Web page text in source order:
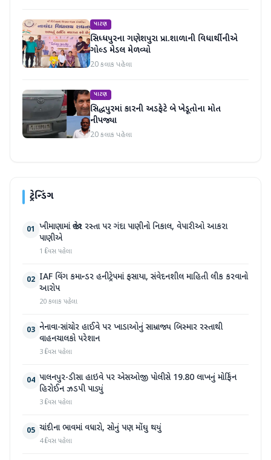
પાટણ
સિધ્ધપુરના ગણેશપુરા પ્રા.શાળાની વિધાર્થીનીએ
ગોલ્ડ મેડલ મેળવ્યો
20 કલાક પહેલા
પાટણ
સિદ્ધપુરમાં કારની અડફેટે બે ખેડૂતોના મોત
નીપજ્યા
20 કલાક પહેલા
ટ્રેન્ડિંગ
01 ખીમાણામાં જાહેર રસ્તા પર ગંદા પાણીનો નિકાલ, વેપારીઓ આકરા
પાણીએ
1 દિવસ પહેલા
02 IAF વિંગ કમાન્ડર હનીટ્રેપમાં ફસાયા, સંવેદનશીલ માહિતી લીક કરવાનો
આરોપ
20 કલાક પહેલા
03 નેનાવા-સાંચોર હાઈવે પર ખાડાઓનું સામ્રાજ્ય બિસ્માર રસ્તાથી
વાહનચાલકો પરેશાન
3 દિવસ પહેલા
04 પાલનપુર-ડીસા હાઇવે પર એસઓજી પોલીસે 19.80 લાખનું મોર્ફિન
હિરોઈન ઝડપી પાડ્યું
3 દિવસ પહેલા
05 ચાંદીના ભાવમાં વધારો, સોનું પણ મોંઘુ થયું
4 દિવસ પહેલા